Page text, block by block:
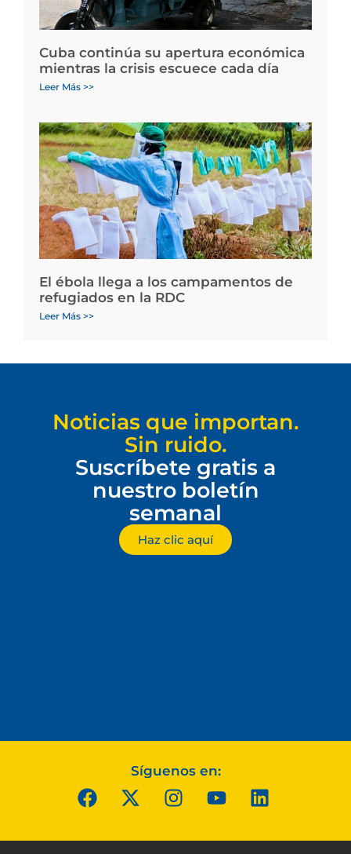
Cuba continúa su apertura económica
mientras la crisis escuece cada día
Leer Más >>
El ébola llega a los campamentos de
refugiados en la RDC
Leer Más >>
Noticias que importan.
Sin ruido.
Suscríbete gratis a
nuestro boletín
semanal
Haz clic aquí
Síguenos en: